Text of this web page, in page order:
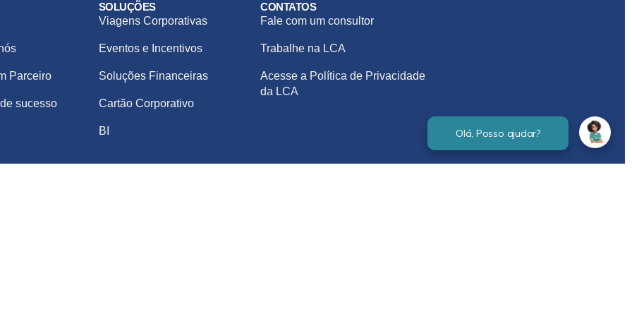
Parceiro
sucesso
SOLUÇÕES
Viagens Corporativas
Eventos e Incentivos
Soluções Financeiras
Cartão Corporativo
BI
CONTATOS
Fale com um consultor
Trabalhe na LCA
Acesse a Política de Privacidade
da LCA